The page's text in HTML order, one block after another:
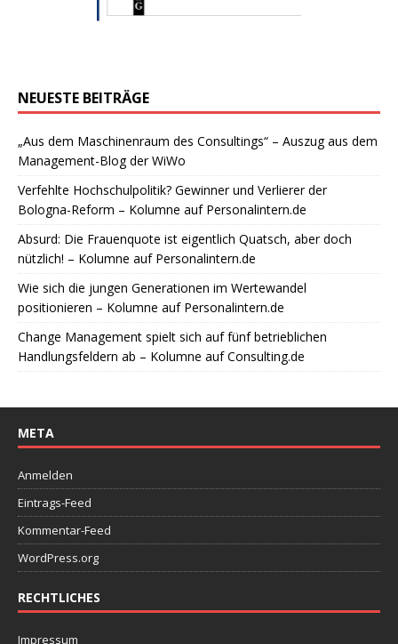
NEUESTE BEITRÄGE
„Aus dem Maschinenraum des Consultings“ – Auszug aus dem
Management-Blog der WiWo
Verfehlte Hochschulpolitik? Gewinner und Verlierer der
Bologna-Reform – Kolumne auf Personalintern.de
Absurd: Die Frauenquote ist eigentlich Quatsch, aber doch
nützlich! – Kolumne auf Personalintern.de
Wie sich die jungen Generationen im Wertewandel
positionieren – Kolumne auf Personalintern.de
Change Management spielt sich auf fünf betrieblichen
Handlungsfeldern ab – Kolumne auf Consulting.de
META
Anmelden
Eintrags-Feed
Kommentar-Feed
WordPress.org
RECHTLICHES
Impressum